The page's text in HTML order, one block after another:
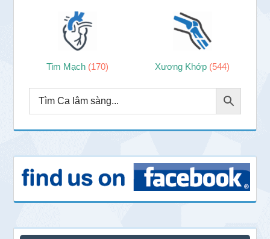
Tim Mạch (170) Xương Khớp (544)